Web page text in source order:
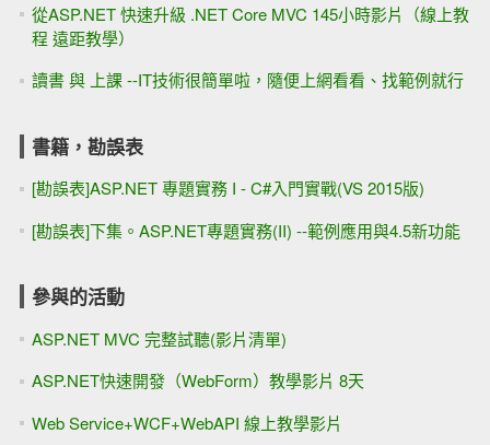
從ASP.NET 快速升級 .NET Core MVC 145小時影片（線上教
程 遠距教學）
讀書 與 上課 --IT技術很簡單啦，隨便上網看看、找範例就行
書籍，勘誤表
[勘誤表]ASP.NET 專題實務 I - C#入門實戰(VS 2015版)
[勘誤表]下集。ASP.NET專題實務(II) --範例應用與4.5新功能
參與的活動
ASP.NET MVC 完整試聽(影片清單)
ASP.NET快速開發（WebForm）教學影片 8天
Web Service+WCF+WebAPI 線上教學影片